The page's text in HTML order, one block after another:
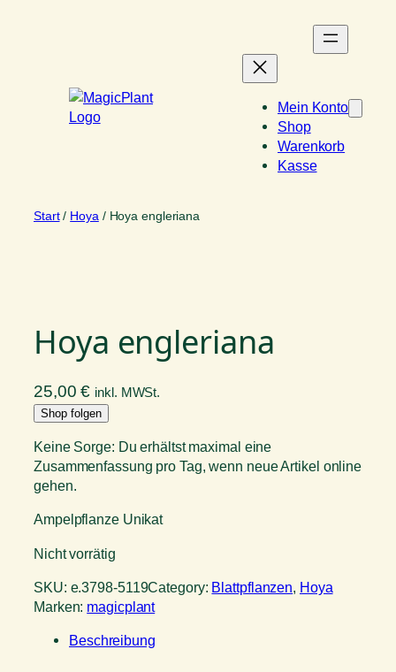
Mein Konto
Shop
Warenkorb
Kasse
Start/ Hoya / Hoya engleriana
Hoya engleriana
25,00€ inkl. MWSt.
Shop folgen
Keine Sorge: Du erhältst maximal eine
Zusammenfassung pro Tag, wenn neue Artikel online
gehen.
Ampelpflanze Unikat
Nicht vorrätig
SKU: e.3798-5119Category: Blattpflanzen, Hoya
Marken: magicplant
Beschreibung